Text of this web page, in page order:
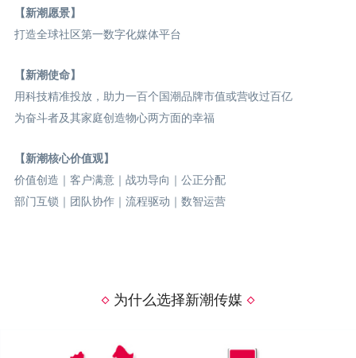
【新潮愿景】
打造全球社区第一数字化媒体平台
【新潮使命】
用科技精准投放，助力一百个国潮品牌市值或营收过百亿
为奋斗者及其家庭创造物心两方面的幸福
【新潮核心价值观】
价值创造｜客户满意｜战功导向｜公正分配
部门互锁｜团队协作｜流程驱动｜数智运营
为什么选择新潮传媒